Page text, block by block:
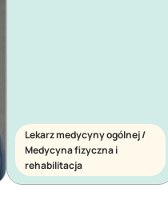
Lekarz medycyny ogólnej /
Medycyna fizyczna i
rehabilitacja